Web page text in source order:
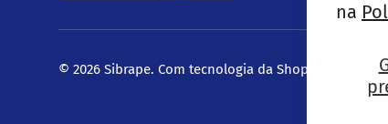
na
© 2026 Sibrape. Com tecnologia da Shopify